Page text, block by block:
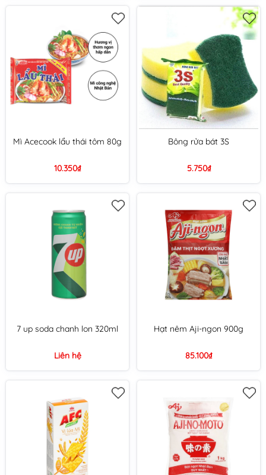
Mì Acecook lẩu thái tôm 80g
10.350₫
Bông rửa bát 3S
5.750₫
7 up soda chanh lon 320ml
Liên hệ
Hạt nêm Aji-ngon 900g
85.100₫